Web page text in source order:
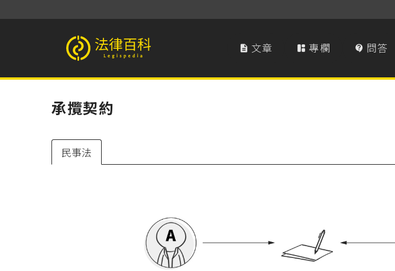
法律百科 Legispedia  文章  專欄  問答
承攬契約
民事法